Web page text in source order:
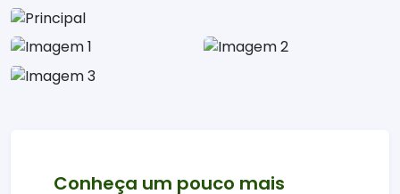
Conheça um pouco mais